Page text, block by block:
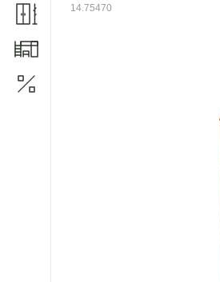
Меблі у прихожу
14.75470